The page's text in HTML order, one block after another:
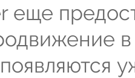
еще
появляются